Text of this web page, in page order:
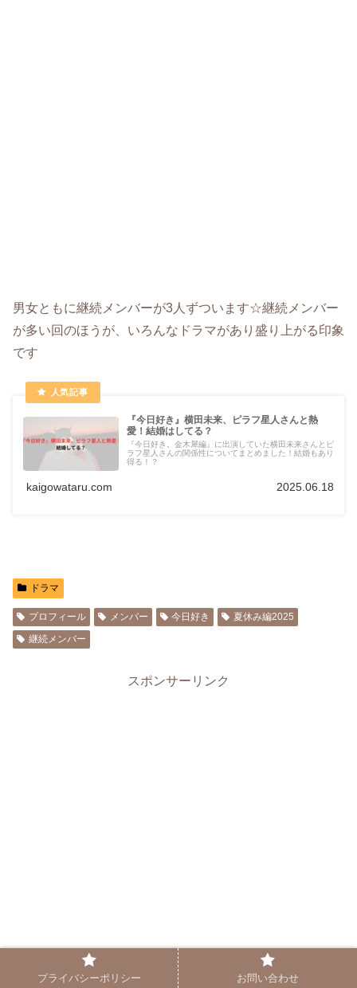
男女ともに継続メンバーが3人ずついます☆継続メンバー
が多い回のほうが、いろんなドラマがあり盛り上がる印象
です
『今日好き』横田未来、ピラフ星人さんと熱
愛！結婚はしてる？
『今日好き。金木犀編』に出演していた横田未来さんとピ
ラフ星人さんの関係性についてまとめました！結婚もあり
得る！？
kaigowataru.com 2025.06.18
ドラマ
プロフィール メンバー 今日好き
夏休み編2025
継続メンバー
スポンサーリンク
プライバシーポリシー お問い合わせ